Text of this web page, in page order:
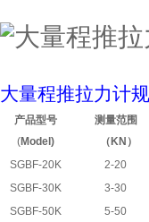
大量程推拉力计
产品型号
(Model)
测量范围
（ KN ）
SGBF-20K
2-20
SGBF-30K
3-30
SGBF-50K
5-50